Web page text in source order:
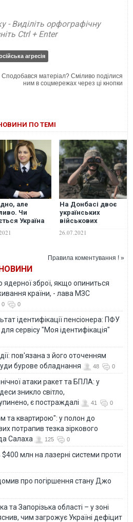
- Виділіть орфографічну
Ctrl + Enter
агресія
Сподобався матеріал? Сміливо поділися
ним в соцмережах через ці кнопки
ПО ТЕМІ
але
Чи
Україна
з
На Донбасі двоє
українських
військових
внаслідок обстрілів
26.07.2021
Правила коментування ! »
зброї, якщо опиниться
країни, - лава МЗС
0 0
ідентифікації пенсіонера: ПФУ
сервісу "Моя ідентифікація"
пов'язана з його оточенням
бурове обладнання
48 0
атаки ракет та БПЛА: у
зникло світло,
є постраждалі
41 0
та квартирою": у полон до
потрапив тезка зіркового
Салаха
125 0
млн на лазерні системи проти
про погіршення стану Джо
та Запорізька області – у зоні
чим загрожує Україні дефіцит